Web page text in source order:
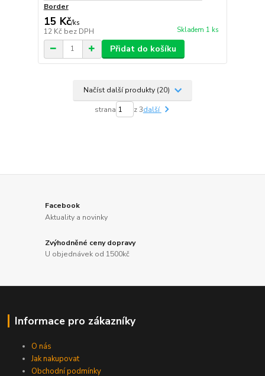
Border
15 Kč/ks
12 Kč bez DPH Skladem 1 ks
Přidat do košíku
Načíst další produkty (20)
strana z 3další
Facebook
Aktuality a novinky
Zvýhodněné ceny dopravy
U objednávek od 1500kč
Informace pro zákazníky
O nás
Jak nakupovat
Obchodní podmínky